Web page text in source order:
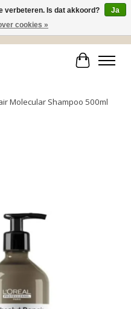
uur besteld, wordt dezelfde dag
Molecular Shampoo 500ml
verbeteren. Is dat akkoord?
Ja
cookies »